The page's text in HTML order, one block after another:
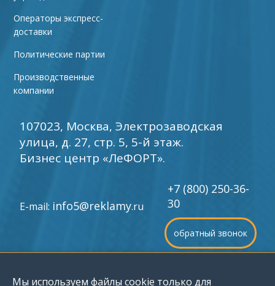
Операторы экспресс-
доставки
Политические партии
Производственные
компании
107023, Москва, Электрозаводская
улица, д. 27, стр. 5, 5-й этаж.
Бизнес центр «ЛеФОРТ».
E-mail: info5@reklamy.ru
обратный звонок
+7 (800) 250-36-
30
©
Мы используем файлы cookie только для